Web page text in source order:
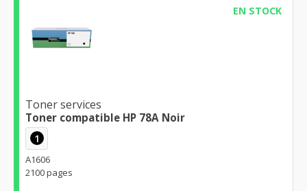
EN STOCK
Toner services
Toner compatible HP 78A Noir
1
A1606
2100 pages